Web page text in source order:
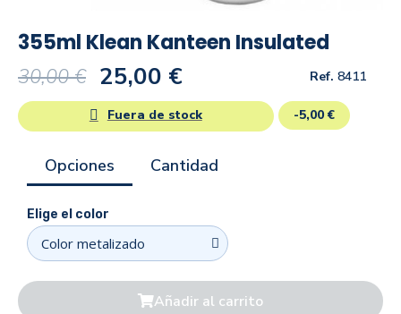
355ml Klean Kanteen Insulated
30,00 € 25,00 € Ref. 8411
Fuera de stock -5,00 €
Opciones Cantidad
Elige el color
Añadir al carrito